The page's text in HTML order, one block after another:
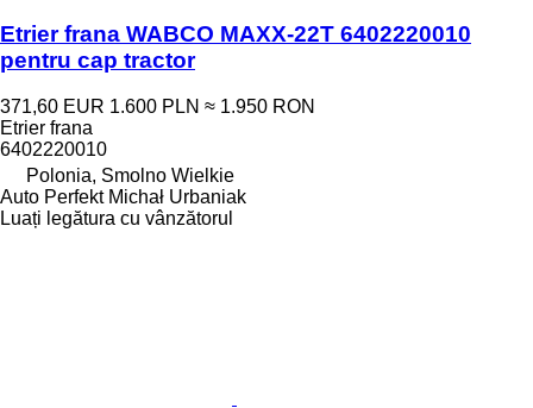
Etrier frana WABCO MAXX-22T 6402220010
pentru cap tractor
371,60 EUR 1.600 PLN ≈ 1.950 RON
Etrier frana
6402220010
Polonia, Smolno Wielkie
Auto Perfekt Michał Urbaniak
Luați legătura cu vânzătorul